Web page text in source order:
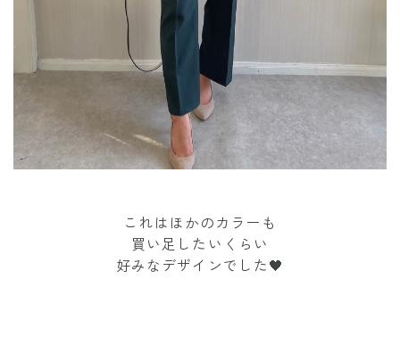
これはほかのカラーも
買い足したいくらい
好みなデザインでした🖤